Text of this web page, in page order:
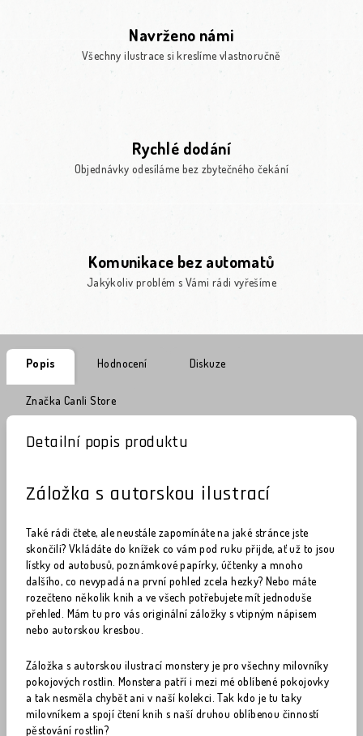
Navrženo námi
Všechny ilustrace si kreslíme vlastnoručně
Rychlé dodání
Objednávky odesíláme bez zbytečného čekání
Komunikace bez automatů
Jakýkoliv problém s Vámi rádi vyřešíme
Popis Hodnocení Diskuze
Značka Canli Store
Detailní popis produktu
Záložka s autorskou ilustrací
Také rádi čtete, ale neustále zapomínáte na jaké stránce jste
skončili? Vkládáte do knížek co vám pod ruku přijde, ať už to jsou
lístky od autobusů, poznámkové papírky, účtenky a mnoho
dalšího, co nevypadá na první pohled zcela hezky? Nebo máte
rozečteno několik knih a ve všech potřebujete mít jednoduše
přehled. Mám tu pro vás originální záložky s vtipným nápisem
nebo autorskou kresbou.
Záložka s autorskou ilustrací monstery je pro všechny milovníky
pokojových rostlin. Monstera patří i mezi mé oblíbené pokojovky
a tak nesměla chybět ani v naší kolekci. Tak kdo je tu taky
milovníkem a spojí čtení knih s naší druhou oblíbenou činností
pěstování rostlin?